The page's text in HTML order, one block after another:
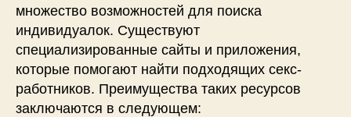
множество возможностей для поиска
индивидуалок. Существуют
специализированные сайты и приложения,
которые помогают найти подходящих секс-
работников. Преимущества таких ресурсов
заключаются в следующем: